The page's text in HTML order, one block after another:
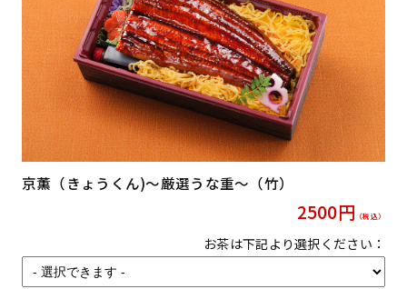
京薫（きょうくん)〜厳選うな重〜（竹）
2500円 （税込）
お茶は下記より選択ください：